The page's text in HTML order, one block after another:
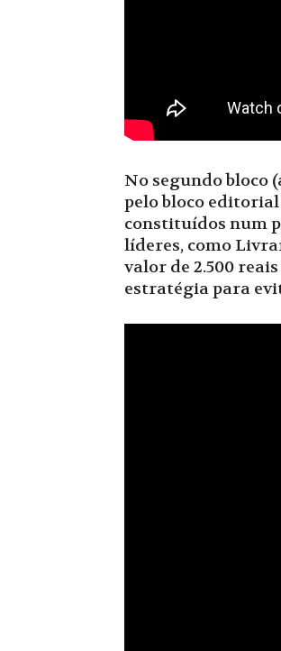
No segundo bloco
pelo bloco editorial
constituídos num
líderes, como
valor de 2.500
estratégia para